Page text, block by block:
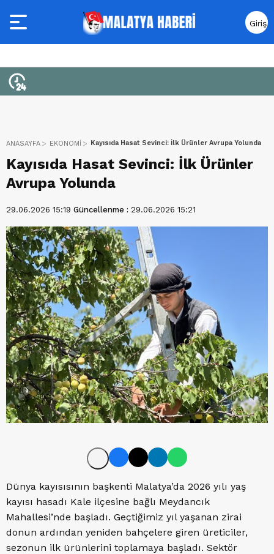
Giriş
Yap
ANASAYFA EKONOMİ Kayısıda Hasat Sevinci: İlk Ürünler Avrupa Yolunda
Kayısıda Hasat Sevinci: İlk Ürünler
Avrupa Yolunda
29.06.2026 15:19 Güncellenme : 29.06.2026 15:21
Dünya kayısısının başkenti Malatya’da 2026 yılı yaş
kayısı hasadı Kale ilçesine bağlı Meydancık
Mahallesi’nde başladı. Geçtiğimiz yıl yaşanan zirai
donun ardından yeniden bahçelere giren üreticiler,
sezonun ilk ürünlerini toplamaya başladı. Sektör